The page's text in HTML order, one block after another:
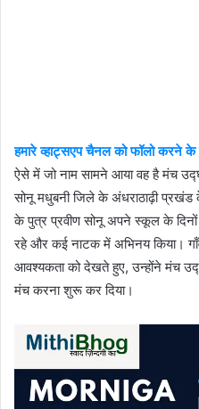
हमारे व्हाट्सएप चैनल को फॉलो करने के
ऐसे में जो नाम सामने आया वह है मंच
सोनू मधुबनी जिले के अंधराठाढ़ी प्रखंड के
के पुत्र प्रवीण सोनू अपने स्कूल के
रहे और कई नाटक में अभिनय किया।
आवश्यकता को देखते हुए, उन्होंने मंच
मंच करना शुरू कर दिया।